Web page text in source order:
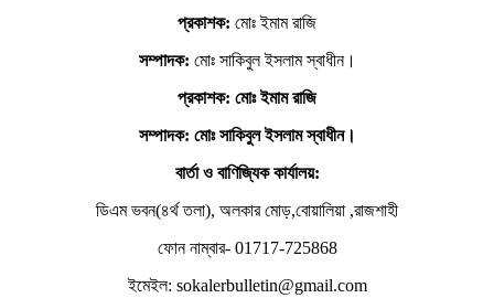
প্রকাশক: মোঃ ইমাম রাজি
সম্পাদক: মোঃ সাকিবুল ইসলাম স্বাধীন।
প্রকাশক: মোঃ ইমাম রাজি
সম্পাদক: মোঃ সাকিবুল ইসলাম স্বাধীন।
বার্তা ও বাণিজ্যিক কার্যালয়:
ডিএম ভবন(৪র্থ তলা), অলকার মোড়,বোয়ালিয়া ,রাজশাহী
ফোন নাম্বার- 01717-725868
ইমেইল: sokalerbulletin@gmail.com